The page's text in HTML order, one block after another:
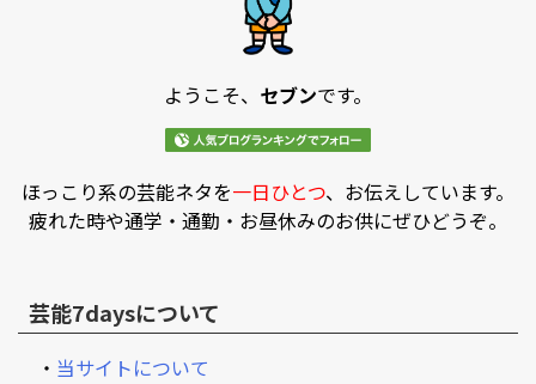
ようこそ、 セブンです。
ほっこり系の芸能ネタを一日ひとつ、お伝えしています。
疲れた時や通学・通勤・お昼休みのお供にぜひどうぞ。
芸能7daysについて
・ 当サイトについて